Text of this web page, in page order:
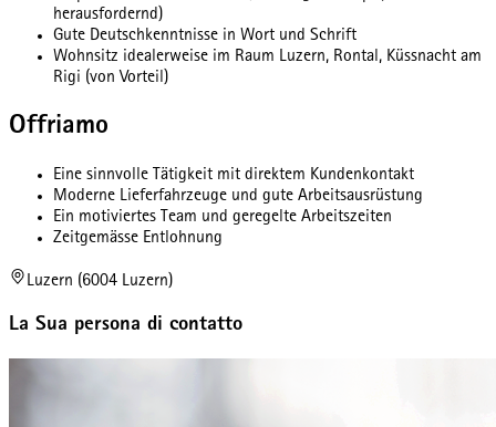
herausfordernd)
Gute Deutschkenntnisse in Wort und Schrift
Wohnsitz idealerweise im Raum Luzern, Rontal, Küssnacht am
Rigi (von Vorteil)
Offriamo
Eine sinnvolle Tätigkeit mit direktem Kundenkontakt
Moderne Lieferfahrzeuge und gute Arbeitsausrüstung
Ein motiviertes Team und geregelte Arbeitszeiten
Zeitgemässe Entlohnung
Luzern (6004 Luzern)
La Sua persona di contatto